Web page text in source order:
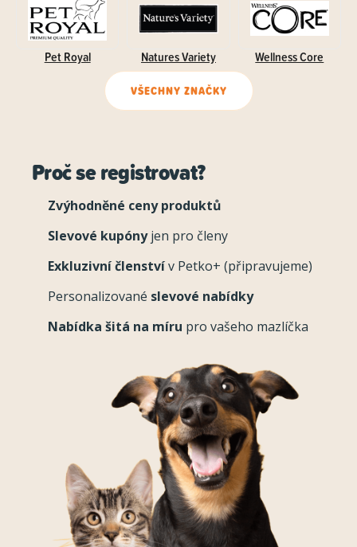
Pet Royal Natures Variety Wellness Core
VŠECHNY ZNAČKY
Proč se registrovat?
Zvýhodněné ceny produktů
Slevové kupónyjen pro členy
Exkluzivní členstvív Petko+ (připravujeme)
Personalizované slevové nabídky
Nabídka šitá na míru pro vašeho mazlíčka